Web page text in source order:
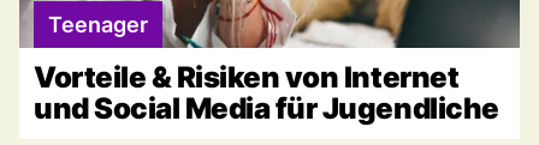
Teenager
Vorteile & Risiken von Internet
und Social Media für Jugendliche